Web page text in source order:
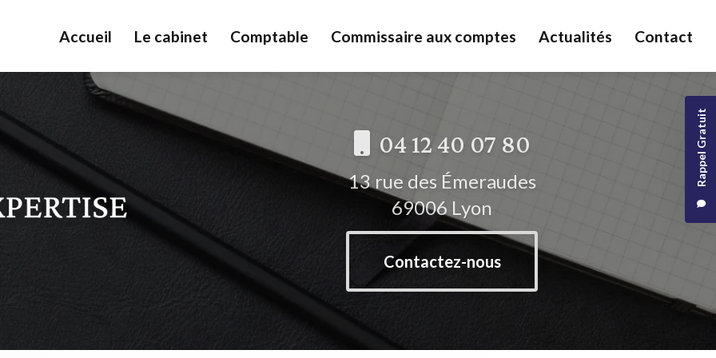
Rappel Gratuit
Accueil Le cabinet Comptable Commissaire aux comptes Actualités Contact
04 12 40 07 80
13 rue des Émeraudes
69006 Lyon
Contactez-nous